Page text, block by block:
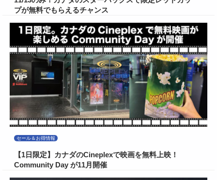
プが無料でもらえるチャンス
セール＆お得情報
【1日限定】カナダのCineplexで映画を無料上映！
Community Day が11月開催